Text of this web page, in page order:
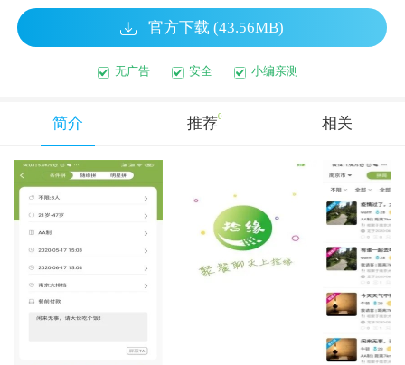
官方下载 (43.56MB)
无广告 安全 小编亲测
简介 推荐0 相关